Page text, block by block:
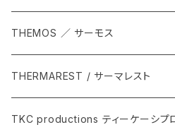
THEMOS ／ サーモス
THERMAREST / サーマレスト
TKC productions ティーケーシプ